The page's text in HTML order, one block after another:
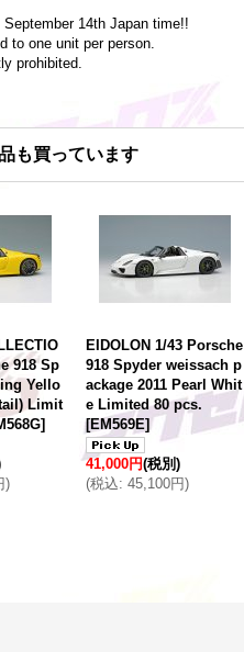
14th Japan time!!
to one unit per person.
prohibited.
も買っています
918 Sp
Yello
Limit
]
)
EIDOLON 1/43 Porsche
918 Spyder weissach p
ackage 2011 Pearl Whit
e Limited 80 pcs.
[EM569E]
41,000円(税別)
(税込: 45,100円)